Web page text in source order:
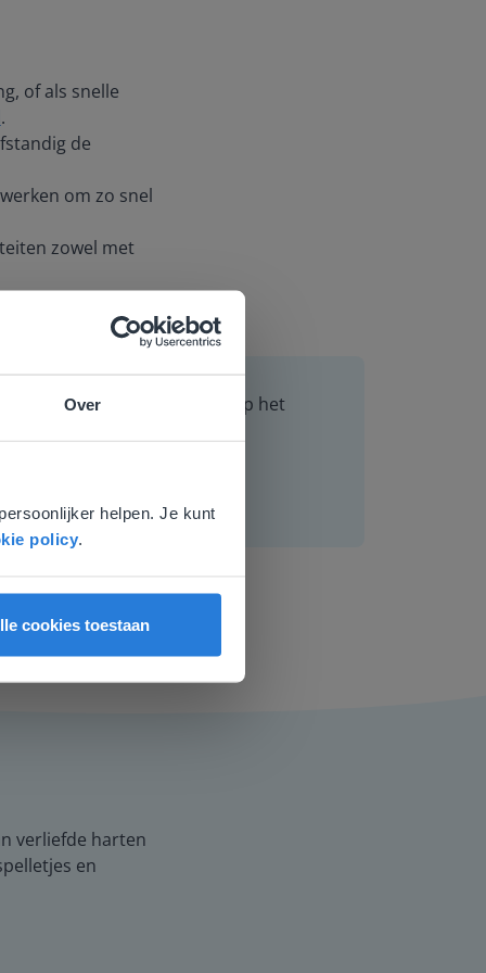
Over
helpen. Je kunt
policy.
cookies toestaan
of als snelle
.
de
om zo snel
zowel met
voor verliefde harten op het
verliefde harten
en